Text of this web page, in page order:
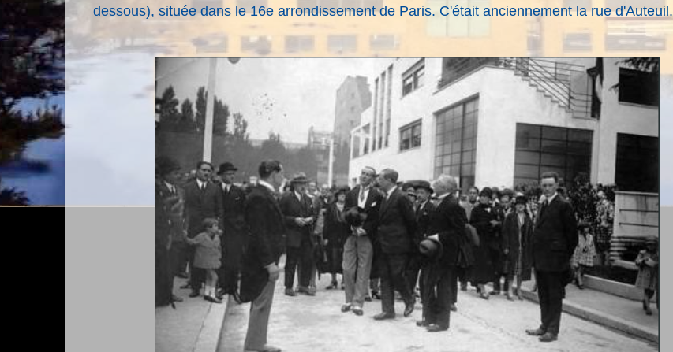
dessous), située dans le 16e arrondissement de Paris. C'était anciennement la rue d'Auteuil.